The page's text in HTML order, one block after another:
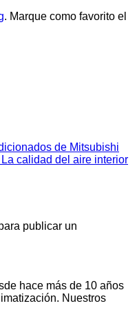
. Marque como favorito el
de Mitsubishi
calidad del aire interior
publicar un
hace más de 10 años
Nuestros